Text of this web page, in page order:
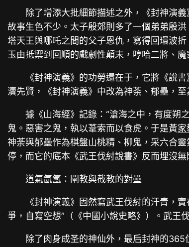
除了增添大批細節描述之外，《封神演
故事生色不少。太子殷郊則多了一個弟弟殷
塔天王與哪吒之間的父子恩仇，寫得回環波
玉由抵禦到回順的戲劇性顛末，哼哈二將、
《封神演義》的功勞還在于，它將《說
瀆先賢，《封神演義》中改為神荼、郁壘，至
據《山海經》記錄：“滄海之中，有度朔
鬼。惡害之鬼，執以葦索而以食虎。于是黃家
神荼與郁壘作為棋盤山桃精、柳鬼，采六合
停，而它的底本《武王伐紂說書》反而埋沒無
道氣氤氳：闡教與截教的對壘
《封神演義》固然寫武王伐紂的汗青，
爭，自寫空想”（《中國小說史略》）。武王
除了肉身成圣的神仙外，最后封神的